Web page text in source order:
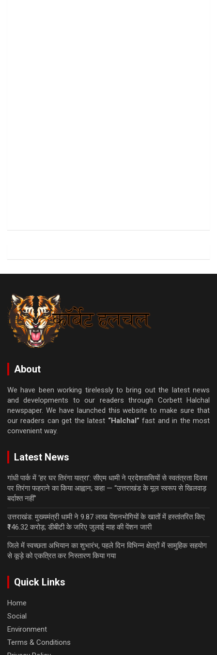
About
We have been working tirelessly to bring out the latest news
and developments to our readers through Corbett Halchal
newspaper. We have launched this website to make sure that
our readers can get the latest “Halchal” fast and in the most
convenient way.
Latest News
गांधी पार्क में ‘हर घर तिरंगा यात्रा’: सीएम धामी ने प्रदेशवासियों से स्वतंत्रता दिवस
पर तिरंगा फहराने का किया आह्वान; कहा — “उत्तराखंड के मूल स्वरूप से खिलवाड़
बर्दाश्त नहीं”
उत्तराखंड: मुख्यमंत्री धामी ने 9.87 लाख पेंशनभोगियों के खातों में हस्तांतरित किए
₹146.32 करोड़; डीबीटी के जरिए जुलाई माह की पेंशन जारी
जिले में स्वच्छता अभियान का शुभारंभ, पहले दिन विभिन्न क्षेत्रों में सामुहिक सहयोग
से कूड़े को एकत्रित कर निस्तारण किया गया
Quick Links
Home
Social
Environment
Terms & Conditions